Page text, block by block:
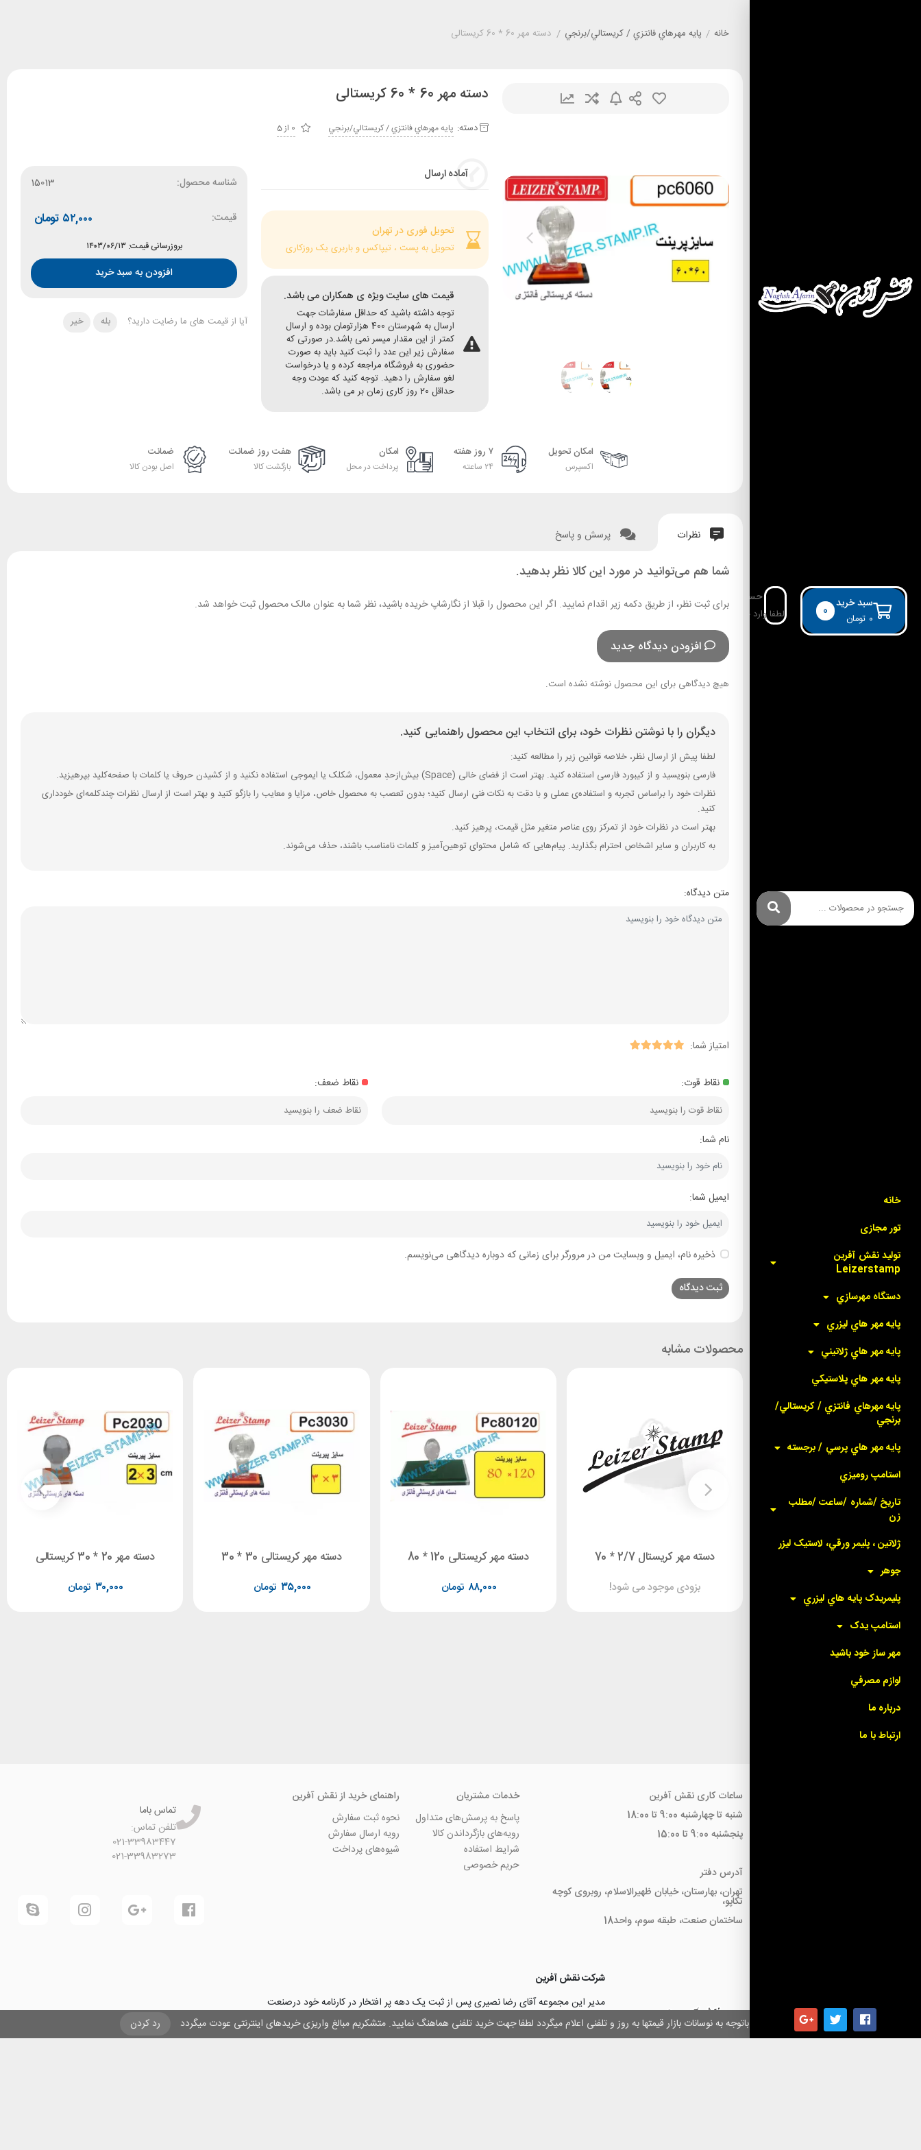
همکاران گرامی باتوجه به نوسانات بازار قیمتها به روز و تلفنی اعلام میگردد لطفا جهت خرید تلفنی هماهنگ نمایید. متشکریم مبالغ واریزی خریدهای اینترنتی عودت میگردد رد کردن
سبد خرید
تومان ۰ 0
حساب کاربری
لطفا وارد حساب خود شوید!
خانه
تور مجازی
توليد نقش آفرين
Leizerstamp
دستگاه مهرسازي
پايه مهر هاي ليزري
پايه مهر هاي ژلاتيني
پايه مهر هاي پلاستيکي
پايه مهرهاي فانتزي / کريستالي/
برنجي
پايه مهر هاي پرسي / برجسته
استامپ روميزي
تاريخ /شماره /ساعت /مطلب
زن
ژلاتين ، پليمر ورقي، لاستيک ليزر
جوهر
پليمريدک پايه هاي ليزري
استامپ يدک
مهر ساز خود باشيد
لوازم مصرفي
درباره ما
ارتباط با ما
خانه / پايه مهرهاي فانتزي / کريستالي/برنجي / دسته مهر 60 * 60 کریستالی
دسته مهر 60 * 60 کریستالی
دسته: پايه مهرهاي فانتزي / کريستالي/برنجي 0 از 5
آماده ارسال
تحویل فوری در تهران
تحویل به پست ، تیپاکس و باربری یک روزکاری
قیمت های سایت ویژه ی همکاران می باشد.
توجه داشته باشید که حداقل سفارشات جهت
ارسال به شهرستان 400 هزارتومان بوده و ارسال
کمتر از این مقدار میسر نمی باشد.در صورتی که
سفارش زیر این عدد را ثبت کنید باید به صورت
حضوری به فروشگاه مراجعه کرده و یا درخواست
لغو سفارش را دهید. توجه کنید که عودت وجه
حداقل 20 روز کاری زمان بر می باشد.
شناسه محصول: 15013
قیمت: تومان ۵۲,۰۰۰
بروزرسانی قیمت: ۱۴۰۳/۰۶/۱۳
افزودن به سبد خرید
آیا از قیمت های ما رضایت دارید؟ بله خیر
امکان تحویل
اکسپرس
۷ روز هفته
۲۴ ساعته
امکان
پرداخت در محل
هفت روز ضمانت
بازگشت کالا
ضمانت
اصل بودن کالا
نظرات پرسش و پاسخ
شما هم می‌توانید در مورد این کالا نظر بدهید.
برای ثبت نظر، از طریق دکمه زیر اقدام نمایید. اگر این محصول را قبلا از نگارشاپ خریده باشید، نظر شما به عنوان مالک محصول ثبت خواهد شد.
افزودن دیدگاه جدید
هیچ دیدگاهی برای این محصول نوشته نشده است.
دیگران را با نوشتن نظرات خود، برای انتخاب این محصول راهنمایی کنید.
لطفا پیش از ارسال نظر، خلاصه قوانین زیر را مطالعه کنید:
فارسی بنویسید و از کیبورد فارسی استفاده کنید. بهتر است از فضای خالی (Space) بیش‌از‌حدِ معمول، شکلک یا ایموجی استفاده نکنید و از کشیدن حروف یا کلمات با صفحه‌کلید بپرهیزید.
نظرات خود را براساس تجربه و استفاده‌ی عملی و با دقت به نکات فنی ارسال کنید؛ بدون تعصب به محصول خاص، مزایا و معایب را بازگو کنید و بهتر است از ارسال نظرات چندکلمه‌‌ای خودداری
کنید.
بهتر است در نظرات خود از تمرکز روی عناصر متغیر مثل قیمت، پرهیز کنید.
به کاربران و سایر اشخاص احترام بگذارید. پیام‌هایی که شامل محتوای توهین‌آمیز و کلمات نامناسب باشند، حذف می‌شوند.
متن دیدگاه:
امتیاز شما:
نقاط قوت: نقاط ضعف:
نام شما:
ایمیل شما:
ذخیره نام، ایمیل و وبسایت من در مرورگر برای زمانی که دوباره دیدگاهی می‌نویسم.
محصولات مشابه
دسته مهر کریستال 2/7 * 70
بزودی موجود می شود!
دسته مهر کریستالی 120 * 80
تومان ۸۸,۰۰۰
دسته مهر کریستالی 30 * 30
تومان ۳۵,۰۰۰
دسته مهر 20 * 30 کریستالی
تومان ۳۰,۰۰۰
ساعات کاری نقش آفرین
شنبه تا چهارشنبه 9:00 تا 18:00
پنجشنبه 9:00 تا 15:00
آدرس دفتر
تهران، بهارستان، خیابان ظهیرالاسلام، روبروی کوچه
تکاپو،
ساختمان صنعت، طبقه سوم، واحد18
خدمات مشتریان
پاسخ به پرسش‌های متداول
رویه‌های بازگرداندن کالا
شرایط استفاده
حریم خصوصی
راهنمای خرید از نقش آفرین
نحوه ثبت سفارش
رویه ارسال سفارش
شیوه‌های پرداخت
تماس باما
تلفن تماس:
021-33983447
021-33983273
شرکت نقش آفرین
مدیر این مجموعه آقای رضا نصیری پس از ثبت یک دهه پر افتخار در کارنامه خود درصنعت
چاپ و تبلیغات با تولید مجموعه‌های آسان کارت ۱ -۲ -۳، با کارآفرینی و ایجاد شغل برای حداقل
۳۰۰۰ نفر و دریافت تندیس کار آفرینان برتر، برآن شدند تا با ایجاد نوآوری و تحول در صنعت